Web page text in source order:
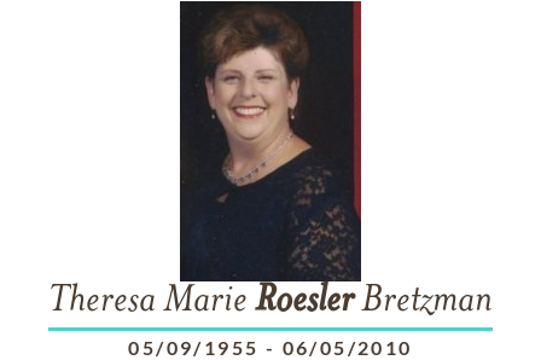
Theresa Marie RoeslerBretzman
05/09/1955 - 06/05/2010